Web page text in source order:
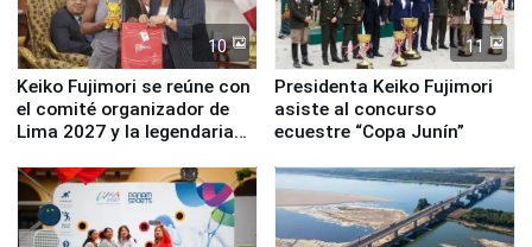
10
Keiko Fujimori se reúne con
el comité organizador de
Lima 2027 y la legendaria
11
Presidenta Keiko Fujimori
asiste al concurso
ecuestre “Copa Junín”